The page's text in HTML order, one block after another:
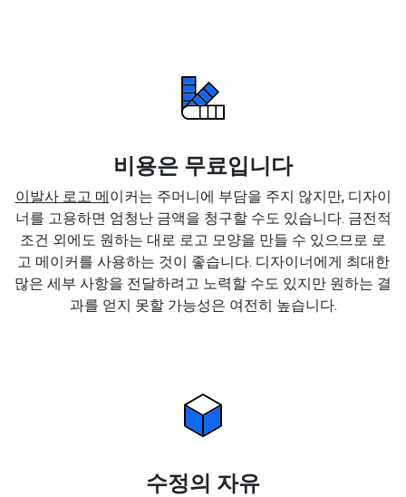
비용은 무료입니다
이발사 로고 메이커는 주머니에 부담을 주지 않지만, 디자이
너를 고용하면 엄청난 금액을 청구할 수도 있습니다. 금전적
조건 외에도 원하는 대로 로고 모양을 만들 수 있으므로 로
고 메이커를 사용하는 것이 좋습니다. 디자이너에게 최대한
많은 세부 사항을 전달하려고 노력할 수도 있지만 원하는 결
과를 얻지 못할 가능성은 여전히 높습니다.
수정의 자유